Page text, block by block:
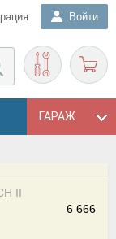
Войти
ГАРАЖ
II
6 666